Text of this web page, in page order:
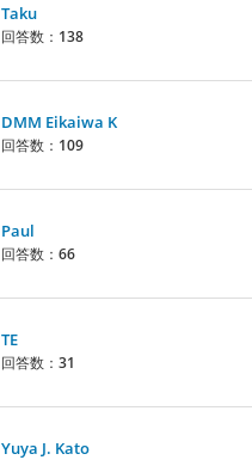
Taku
回答数： 138
DMM Eikaiwa K
回答数： 109
Paul
回答数： 66
TE
回答数： 31
Yuya J. Kato